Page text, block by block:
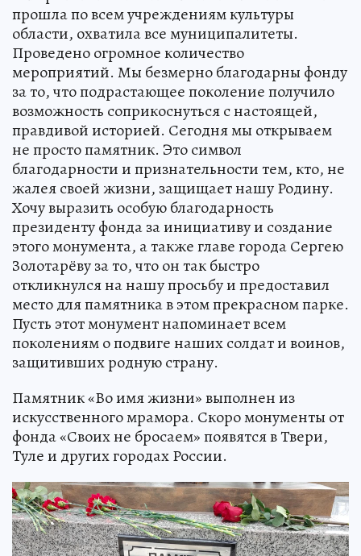
прошла по всем учреждениям культуры
области, охватила все муниципалитеты.
Проведено огромное количество
мероприятий. Мы безмерно благодарны фонду
за то, что подрастающее поколение получило
возможность соприкоснуться с настоящей,
правдивой историей. Сегодня мы открываем
не просто памятник. Это символ
благодарности и признательности тем, кто, не
жалея своей жизни, защищает нашу Родину.
Хочу выразить особую благодарность
президенту фонда за инициативу и создание
этого монумента, а также главе города Сергею
Золотарёву за то, что он так быстро
откликнулся на нашу просьбу и предоставил
место для памятника в этом прекрасном парке.
Пусть этот монумент напоминает всем
поколениям о подвиге наших солдат и воинов,
защитивших родную страну.
Памятник «Во имя жизни» выполнен из
искусственного мрамора. Скоро монументы от
фонда «Своих не бросаем» появятся в Твери,
Туле и других городах России.